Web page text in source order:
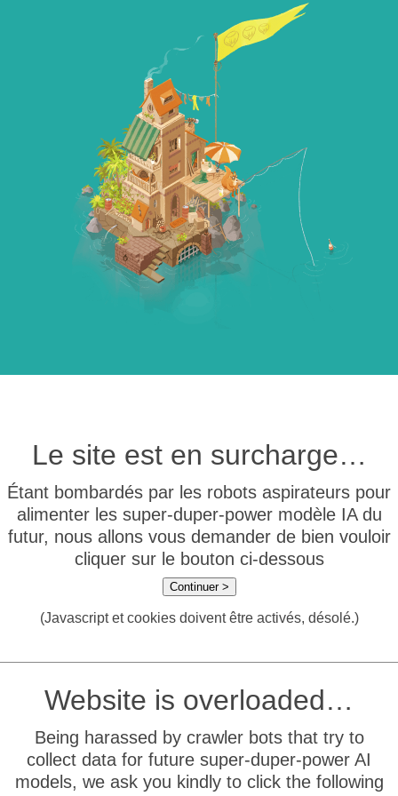
Le site est en surcharge…
Étant bombardés par les robots aspirateurs pour
alimenter les super-duper-power modèle IA du
futur, nous allons vous demander de bien vouloir
cliquer sur le bouton ci-dessous
Continuer >
(Javascript et cookies doivent être activés, désolé.)
Website is overloaded…
Being harassed by crawler bots that try to
collect data for future super-duper-power AI
models, we ask you kindly to click the following